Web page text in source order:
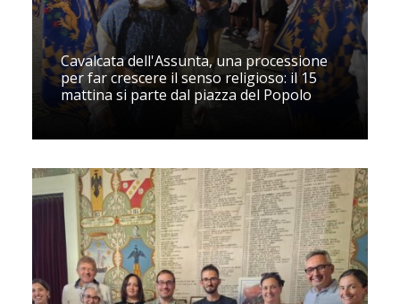
Cavalcata dell'Assunta, una processione
per far crescere il senso religioso: il 15
mattina si parte dal piazza del Popolo